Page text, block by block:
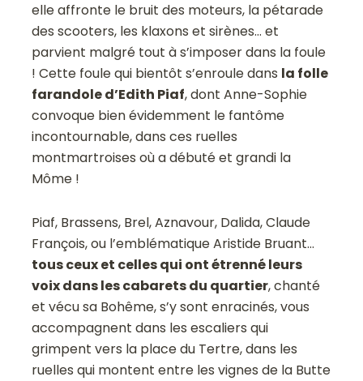
elle affronte le bruit des moteurs, la pétarade
des scooters, les klaxons et sirènes… et
parvient malgré tout à s’imposer dans la foule
! Cette foule qui bientôt s’enroule dans la folle
farandole d’Edith Piaf, dont Anne-Sophie
convoque bien évidemment le fantôme
incontournable, dans ces ruelles
montmartroises où a débuté et grandi la
Môme !
Piaf, Brassens, Brel, Aznavour, Dalida, Claude
François, ou l’emblématique Aristide Bruant…
tous ceux et celles qui ont étrenné leurs
voix dans les cabarets du quartier, chanté
et vécu sa Bohême, s’y sont enracinés, vous
accompagnent dans les escaliers qui
grimpent vers la place du Tertre, dans les
ruelles qui montent entre les vignes de la Butte